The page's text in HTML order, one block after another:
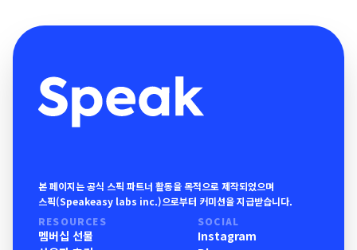
본 페이지는 공식 스픽 파트너 활동을 목적으로 제작되었으며
스픽(Speakeasy labs inc.)으로부터 커미션을 지급받습니다.
RESOURCES
멤버십 선물
SOCIAL
Instagram